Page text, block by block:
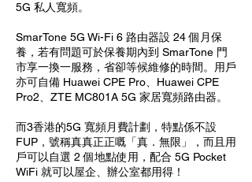
5G 私人寬頻。
SmarTone 5G Wi-Fi 6 路由器設 24 個月保
養，若有問題可於保養期內到 SmarTone 門
市享一換一服務，省卻等候維修的時間。用戶
亦可自備 Huawei CPE Pro、Huawei CPE
Pro2、ZTE MC801A 5G 家居寬頻路由器。
而3香港的5G 寬頻月費計劃，特點係不設
FUP，號稱真真正正嘅「真．無限」，而且用
戶可以自選 2 個地點使用，配合 5G Pocket
WiFi 就可以屋企、辦公室都用得！